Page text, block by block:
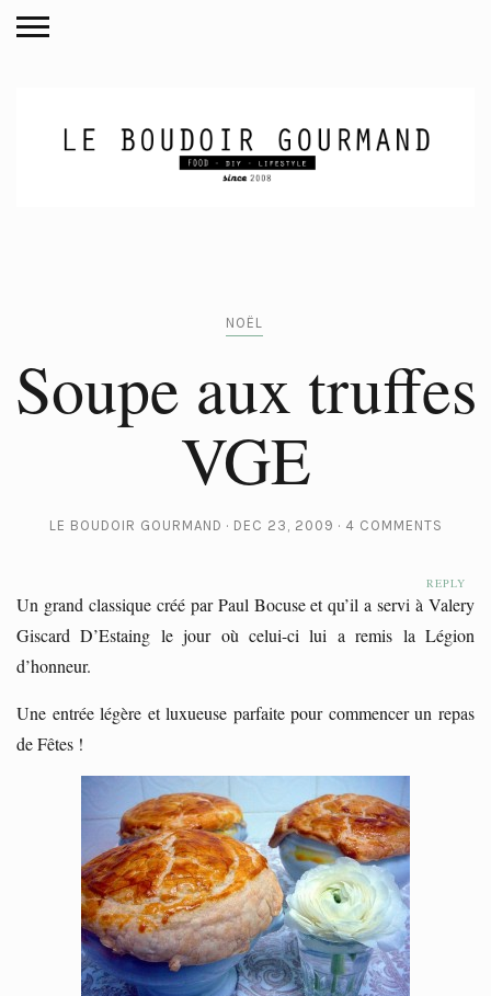
NOËL
Soupe aux truffes
VGE
LE BOUDOIR GOURMAND DEC 23, 2009 4 COMMENTS
Un grand classique créé par Paul Bocuse et qu’il a servi à Valery
Giscard D’Estaing le jour où celui-ci lui a remis la Légion
d’honneur.
Une entrée légère et luxueuse parfaite pour commencer un repas
de Fêtes !
REPLY